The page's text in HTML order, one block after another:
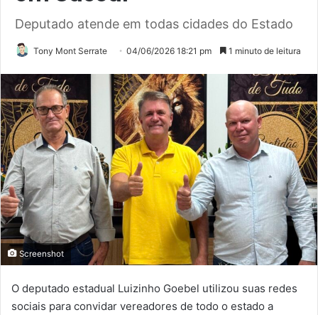
Deputado atende em todas cidades do Estado
Tony Mont Serrate 04/06/2026 18:21 pm 1 minuto de leitura
Screenshot
O deputado estadual Luizinho Goebel utilizou suas redes
sociais para convidar vereadores de todo o estado a